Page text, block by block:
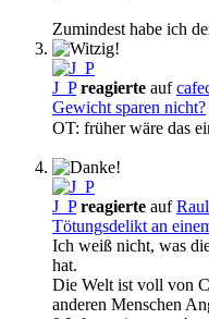
Zumindest habe ich
J_P reagierte auf
Gewicht sparen nicht?
OT: früher wäre das
J_P reagierte auf
Tötungsdelikt an
Ich weiß nicht, was
hat.
Die Welt ist voll von
anderen Menschen